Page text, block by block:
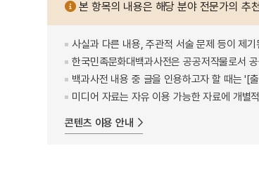
본 항목의 내용은 해당 분야 전문가의 추
사실과 다른 내용, 주관적 서술 문제 등이 제
한국민족문화대백과사전은 공공저작물로서
백과사전 내용 중 글을 인용하고자 할 때는 '[
미디어 자료는 자유 이용 가능한 자료에 개별
콘텐츠 이용 안내